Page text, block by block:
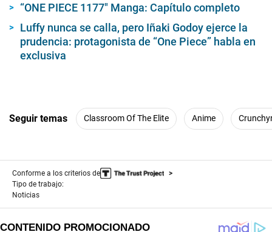
“ONE PIECE 1177″ Manga: Capítulo completo
Luffy nunca se calla, pero Iñaki Godoy ejerce la
prudencia: protagonista de “One Piece” habla en
exclusiva
Seguir temas Classroom Of The Elite Anime
Conforme a los criterios de
Tipo de trabajo:
Noticias